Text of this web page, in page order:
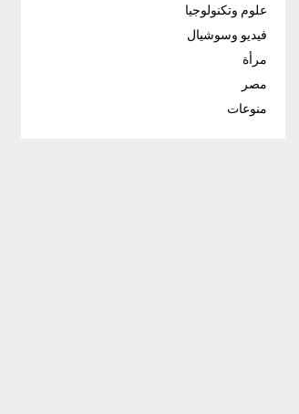
علوم وتكنولوجيا
فيديو وسوشيال
مرأة
مصر
منوعات